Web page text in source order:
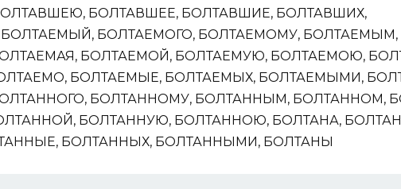
БОЛТАВШЕЕ, БОЛТАВШИЕ, БОЛТАВШИХ,
БОЛТАЕМОГО, БОЛТАЕМОМУ, БОЛТАЕМЫМ,
БОЛТАЕМОЙ, БОЛТАЕМУЮ, БОЛТАЕМОЮ,
БОЛТАЕМЫЕ, БОЛТАЕМЫХ, БОЛТАЕМЫМИ,
БОЛТАННОМУ, БОЛТАННЫМ, БОЛТАННОМ,
БОЛТАННУЮ, БОЛТАННОЮ, БОЛТАНА,
БОЛТАННЫХ, БОЛТАННЫМИ, БОЛТАНЫ